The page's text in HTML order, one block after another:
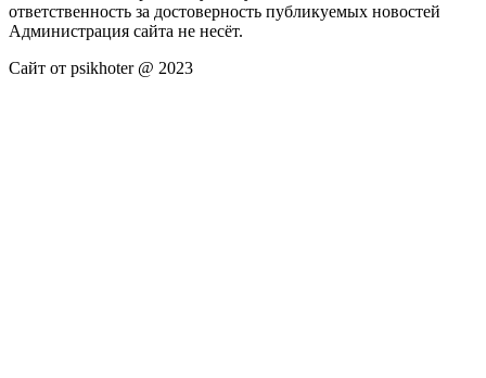
ответственность за достоверность публикуемых новостей
Администрация сайта не несёт.
Сайт от psikhoter @ 2023